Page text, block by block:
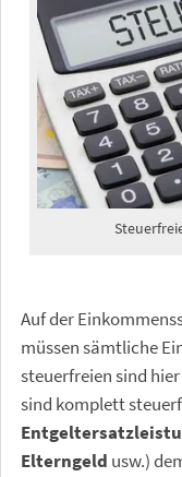
Auf der
müssen sämtliche
steuerfreien sind
sind komplett
Elterngeld usw.)